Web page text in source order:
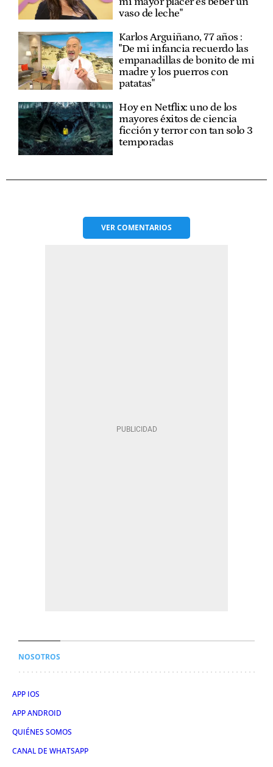
vaso de leche"
Karlos Arguiñano, 77 años :
"De mi infancia recuerdo las
empanadillas de bonito de mi
madre y los puerros con
patatas"
Hoy en Netflix: uno de los
mayores éxitos de ciencia
ficción y terror con tan solo 3
temporadas
VERCOMENTARIOS
NOSOTROS
APP IOS
APP ANDROID
QUIÉNES SOMOS
CANAL DE WHATSAPP